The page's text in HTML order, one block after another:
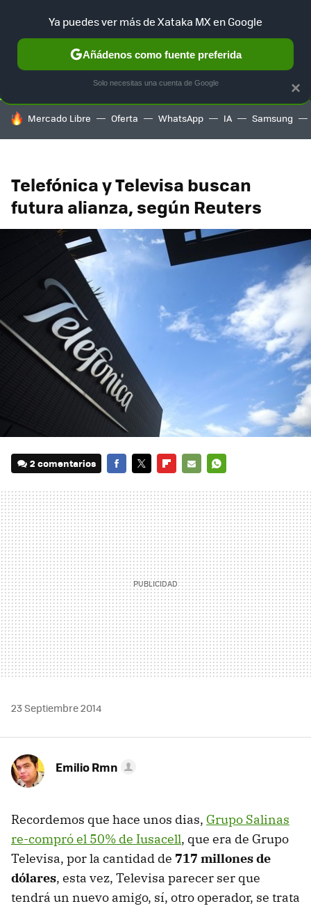
SELECCIÓN GAMING HOME AUTO TERRITORIO
HOY SE HABLA DE
Mercado Libre Oferta WhatsApp IA Samsung
Telefónica y Televisa buscan
futura alianza, según Reuters
2 comentarios
MAIL
23 Septiembre 2014
Emilio Rmn
Recordemos que hace unos dias, Grupo Salinas
re-compró el 50% de Iusacell, que era de Grupo
Televisa, por la cantidad de 717 millones de
dólares, esta vez, Televisa parecer ser que
tendrá un nuevo amigo, sí, otro operador, se trata
×
Ya puedes ver más de Xataka MX en Google
Añádenos como fuente preferida
Solo necesitas una cuenta de Google